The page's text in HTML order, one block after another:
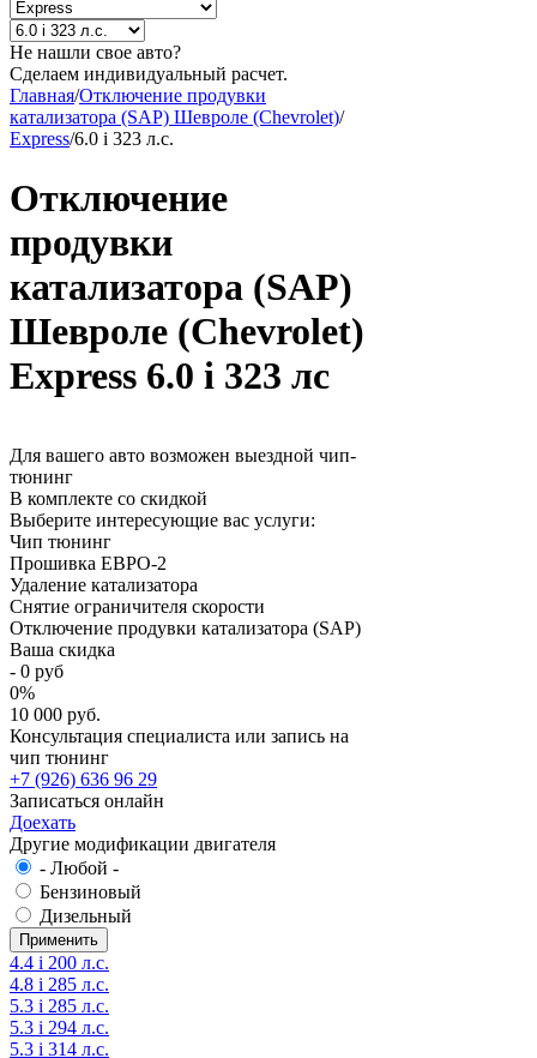
Не нашли свое авто?
Сделаем индивидуальный расчет.
Главная/Отключение продувки
катализатора (SAP) Шевроле (Chevrolet)/
Express/6.0 i 323 л.с.
Отключение
продувки
катализатора (SAP)
Шевроле (Chevrolet)
Express 6.0 i 323 лс
Для вашего авто возможен выездной чип-
тюнинг
В комплекте со скидкой
Выберите интересующие вас услуги:
Чип тюнинг
Прошивка ЕВРО-2
Удаление катализатора
Снятие ограничителя скорости
Отключение продувки катализатора (SAP)
Ваша скидка
- 0 руб
0%
10 000 руб.
Консультация специалиста или запись на
чип тюнинг
+7 (926) 636 96 29
Записаться онлайн
Доехать
Другие модификации двигателя
- Любой -
Бензиновый
Дизельный
4.4 i 200 л.с.
4.8 i 285 л.с.
5.3 i 285 л.с.
5.3 i 294 л.с.
5.3 i 314 л.с.